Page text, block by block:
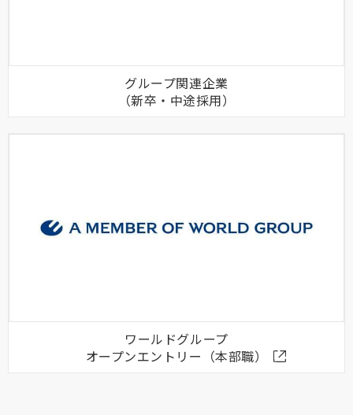
グループ関連企業
（新卒・中途採用）
ワールドグループ
オープンエントリー（本部職）